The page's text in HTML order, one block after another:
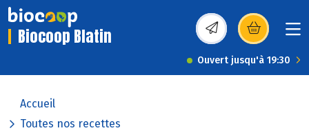
Biocoop Blatin (s’ouvre dans une
Ouvert jusqu'à 19:30
Accueil
Toutes nos recettes